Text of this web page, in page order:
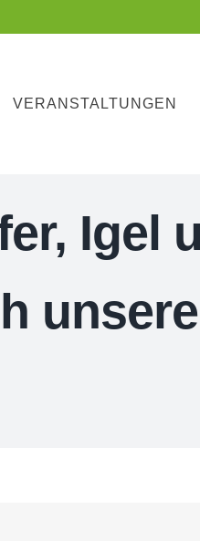
VERANSTALTUNGEN
Igel
unsere